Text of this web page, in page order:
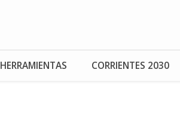
HERRAMIENTAS CORRIENTES 2030